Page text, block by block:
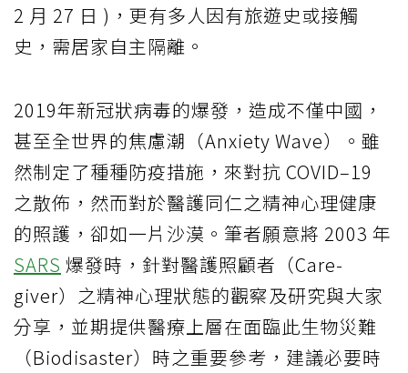
2 月 27 日 )，更有多人因有旅遊史或接觸
史，需居家自主隔離。
2019年新冠狀病毒的爆發，造成不僅中國，
甚至全世界的焦慮潮（Anxiety Wave）。雖
然制定了種種防疫措施，來對抗 COVID–19
之散佈，然而對於醫護同仁之精神心理健康
的照護，卻如一片沙漠。筆者願意將 2003 年
SARS 爆發時，針對醫護照顧者（Care-
giver）之精神心理狀態的觀察及研究與大家
分享，並期提供醫療上層在面臨此生物災難
（Biodisaster）時之重要參考，建議必要時